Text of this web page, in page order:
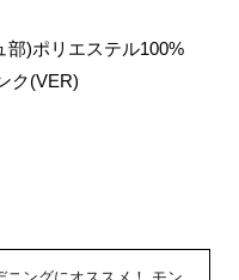
部)ポリエステル100%
ク(VER)